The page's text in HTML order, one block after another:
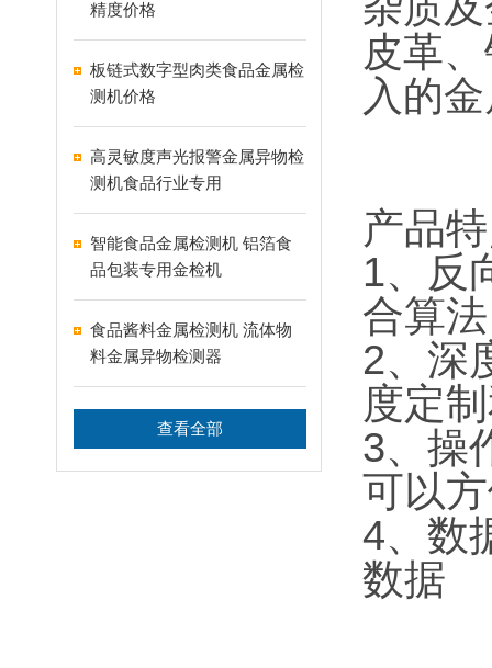
精度价格
板链式数字型肉类食品金属检
测机价格
高灵敏度声光报警金属异物检
测机食品行业专用
智能食品金属检测机 铝箔食
品包装专用金检机
食品酱料金属检测机 流体物
料金属异物检测器
查看全部
皮革
入的
产品
1、反
合算
2、深
度定
3、操
可以
4、数
数据